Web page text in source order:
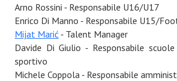
Arno Rossini - Responsabile U16/U17
Enrico Di Manno - Responsabile U15/
Mijat Marić - Talent Manager
Davide Di Giulio - Responsabile
sportivo
Michele Coppola - Responsabile